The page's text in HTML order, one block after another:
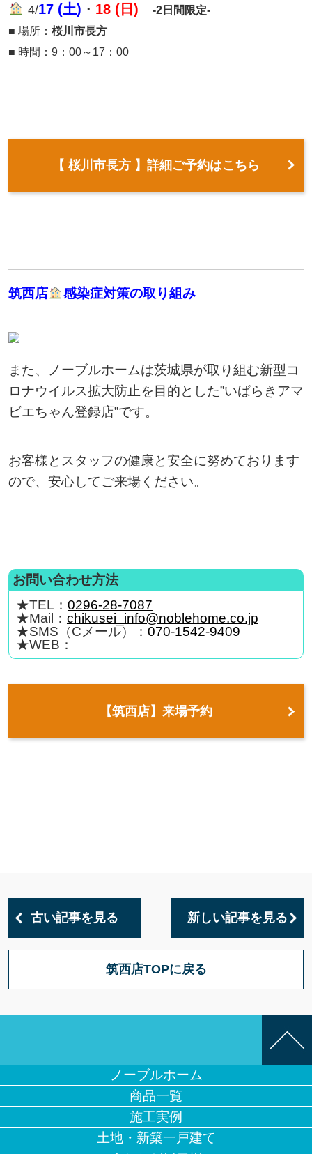
4/17 (土) ・ 18 (日)
-2日間限定-
■ 場所： 桜川市長方
■ 時間：9：00～17：00
【 桜川市長方 】詳細ご予約はこちら
筑西店 感染症対策の取り組み
また、ノーブルホームは茨城県が取り組む新型コ
ロナウイルス拡大防止を目的とした”いばらきアマ
ビエちゃん登録店”です。
お客様とスタッフの健康と安全に努めております
ので、安心してご来場ください。
お問い合わせ方法
★TEL： 0296-28-7087
★Mail： chikusei_info@noblehome.co.jp
★SMS（Cメール）： 070-1542-9409
★WEB：
【筑西店】来場予約
古い記事を見る 新しい記事を見る
筑西店TOPに戻る
ノーブルホーム
商品一覧
施工実例
土地・新築一戸建て